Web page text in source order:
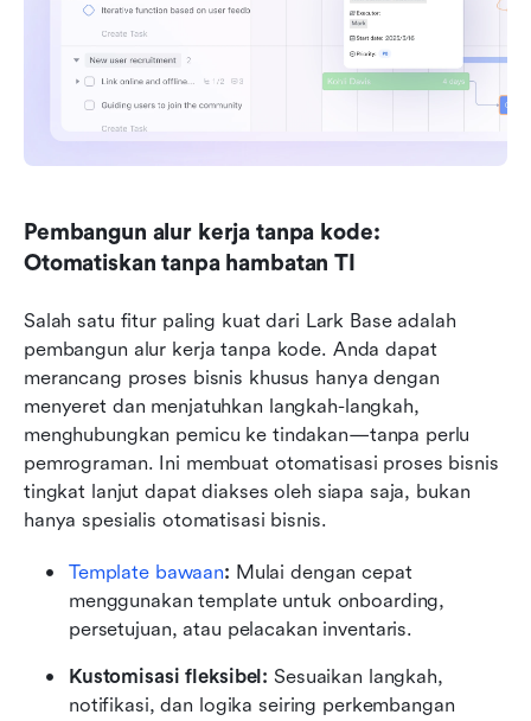
Pembangun alur kerja tanpa kode:
Otomatiskan tanpa hambatan TI
Salah satu fitur paling kuat dari Lark Base adalah
pembangun alur kerja tanpa kode. Anda dapat
merancang proses bisnis khusus hanya dengan
menyeret dan menjatuhkan langkah-langkah,
menghubungkan pemicu ke tindakan—tanpa perlu
pemrograman. Ini membuat otomatisasi proses bisnis
tingkat lanjut dapat diakses oleh siapa saja, bukan
hanya spesialis otomatisasi bisnis.
Template bawaan: Mulai dengan cepat
menggunakan template untuk onboarding,
persetujuan, atau pelacakan inventaris.
Kustomisasi fleksibel: Sesuaikan langkah,
notifikasi, dan logika seiring perkembangan